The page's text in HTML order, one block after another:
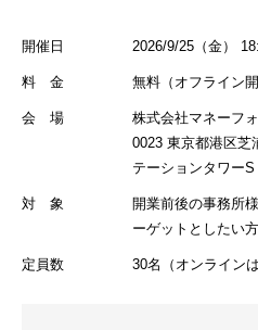
開催日 2026/9/25（金）
料 金 無料（オフライン
会 場
株式会社マネーフ
0023 東京都港区芝
テーションタワーS
対 象
開業前後の事務所
ーゲットとしたい方
定員数 30名（オンライン